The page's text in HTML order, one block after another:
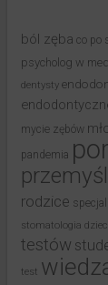
ból zęba co po
psycholog w
dentysty
mycie zębów
pandemia
rodzice
stomatologia
testów
test